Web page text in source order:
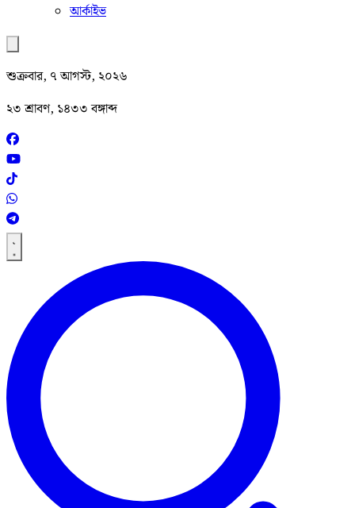
আর্কাইভ
শুক্রবার, ৭ আগস্ট, ২০২৬
২৩ শ্রাবণ, ১৪৩৩ বঙ্গাব্দ